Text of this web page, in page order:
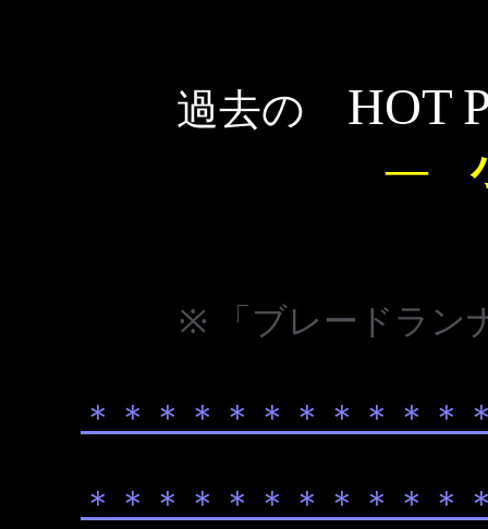
過去の HOT
―
※ 「ブレードラン
＊ ＊ ＊ ＊ ＊ ＊ ＊ ＊ ＊ ＊ ＊
＊ ＊ ＊ ＊ ＊ ＊ ＊ ＊ ＊ ＊ ＊